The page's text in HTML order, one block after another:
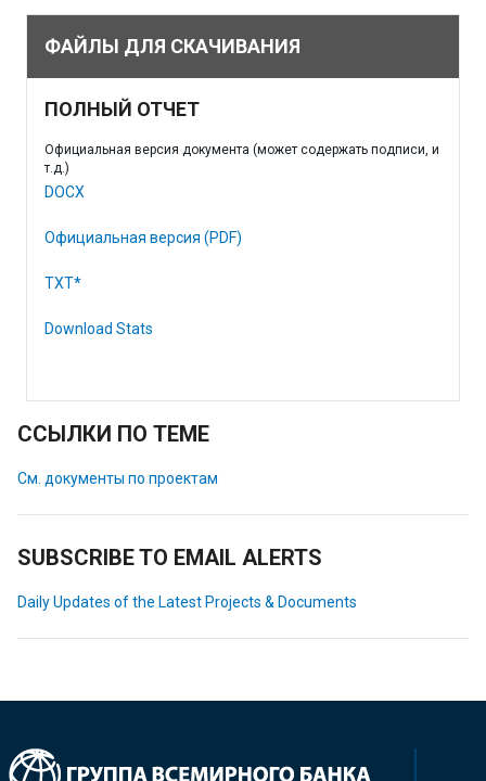
ФАЙЛЫ ДЛЯ СКАЧИВАНИЯ
ПОЛНЫЙ ОТЧЕТ
Официальная версия документа (может содержать подписи, и
т.д.)
DOCX
Официальная версия (PDF)
TXT*
Download Stats
ССЫЛКИ ПО ТЕМЕ
См. документы по проектам
SUBSCRIBE TO EMAIL ALERTS
Daily Updates of the Latest Projects & Documents